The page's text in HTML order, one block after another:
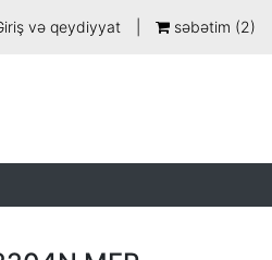
və qeydiyyat səbətim (2)